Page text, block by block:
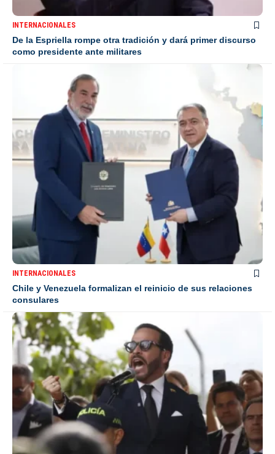
INTERNACIONALES
De la Espriella rompe otra tradición y dará primer discurso
como presidente ante militares
INTERNACIONALES
Chile y Venezuela formalizan el reinicio de sus relaciones
consulares